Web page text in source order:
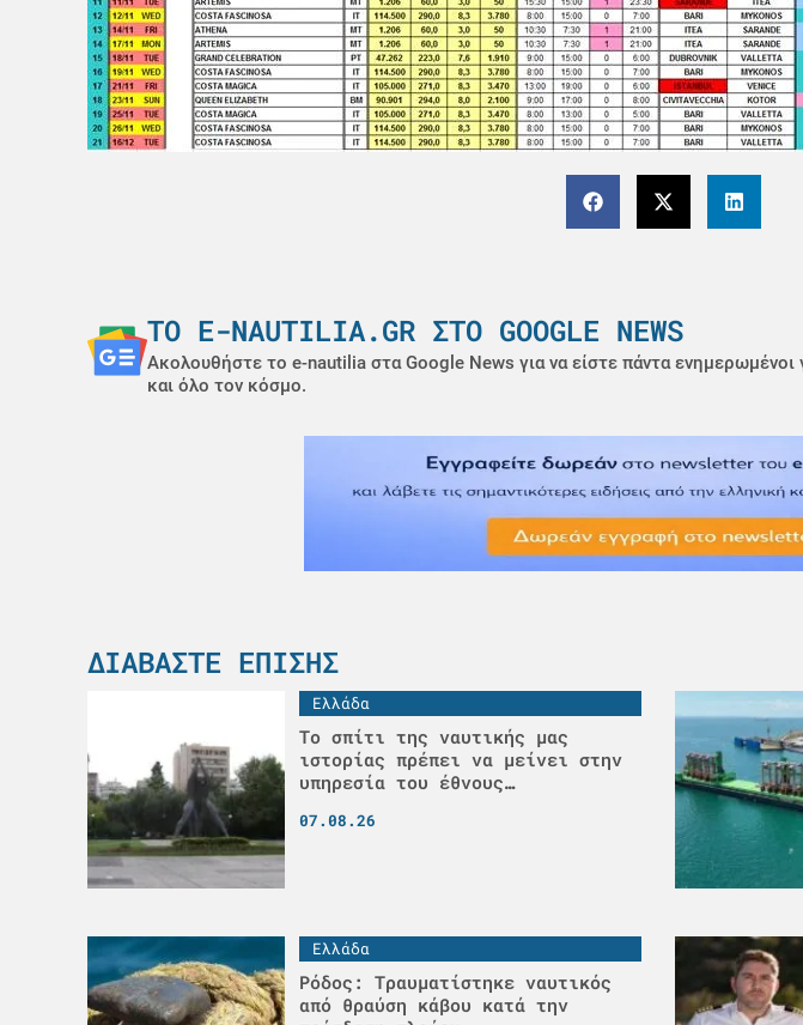
ΤΟ E-NAUTILIA.GR ΣΤΟ GOOGLE NEWS
Ακολουθήστε το e-nautilia στα Google News για να είστε πάντα ενημερωμένοι
και όλο τον κόσμο.
ΔΙΑΒΆΣΤΕ ΕΠΊΣΗΣ
Ελλάδα
Το σπίτι της ναυτικής μας
ιστορίας πρέπει να μείνει στην
υπηρεσία του έθνους…
07.08.26
Ελλάδα
Ρόδος: Τραυματίστηκε ναυτικός
από θραύση κάβου κατά την